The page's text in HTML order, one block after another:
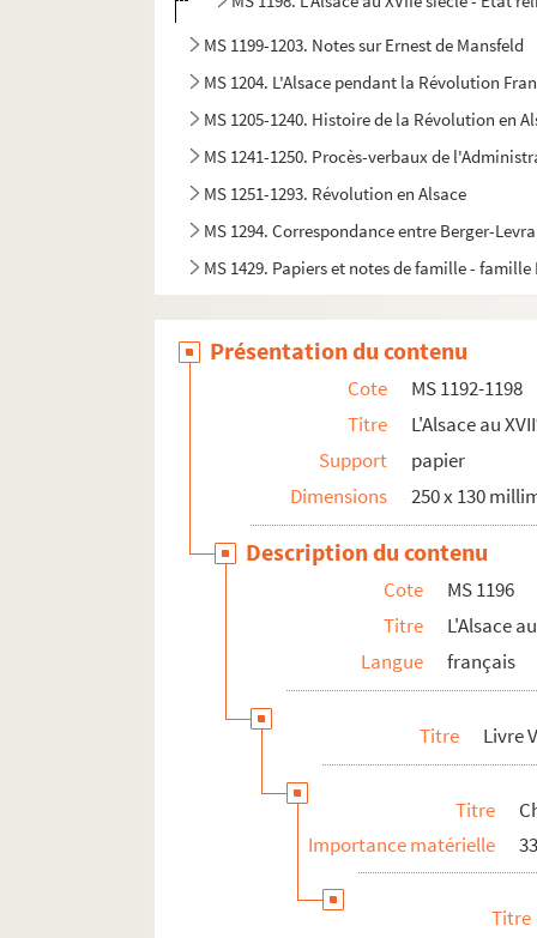
MS 1199-1203. Notes sur Ernest de Mansfeld
MS 1204. L'Alsace pendant la Révolution
MS 1205-1240. Histoire de la Révolution en
MS 1241-1250. Procès-verbaux de
MS 1251-1293. Révolution en Alsace
MS 1294. Correspondance entre Berger-
MS 1429. Papiers et notes de famille - famille
Présentation du contenu
Cote
MS 1192-1198
Titre
L'Alsace au XVII
Support
papier
Dimensions
250 x 130
Description du contenu
Cote
MS 1196
Titre
L'Alsace
Langue
français
Titre Livre
Titre
Importance matérielle
Titre